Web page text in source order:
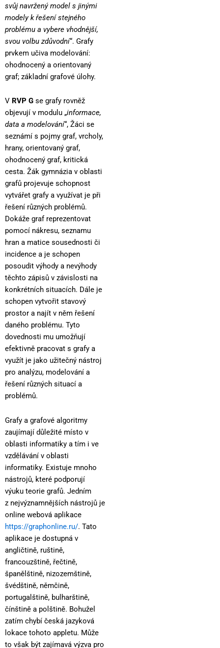
svůj navržený model s jinými
modely k řešení stejného
problému a vybere vhodnější,
svou volbu zdůvodní“. Grafy
prvkem učiva modelování:
ohodnocený a orientovaný
graf; základní grafové úlohy.
V RVP G se grafy rovněž
objevují v modulu „informace,
data a modelování“, Žáci se
seznámí s pojmy graf, vrcholy,
hrany, orientovaný graf,
ohodnocený graf, kritická
cesta. Žák gymnázia v oblasti
grafů projevuje schopnost
vytvářet grafy a využívat je při
řešení různých problémů.
Dokáže graf reprezentovat
pomocí nákresu, seznamu
hran a matice sousednosti či
incidence a je schopen
posoudit výhody a nevýhody
těchto zápisů v závislosti na
konkrétních situacích. Dále je
schopen vytvořit stavový
prostor a najít v něm řešení
daného problému. Tyto
dovednosti mu umožňují
efektivně pracovat s grafy a
využít je jako užitečný nástroj
pro analýzu, modelování a
řešení různých situací a
problémů.
Grafy a grafové algoritmy
zaujímají důležité místo v
oblasti informatiky a tím i ve
vzdělávání v oblasti
informatiky. Existuje mnoho
nástrojů, které podporují
výuku teorie grafů. Jedním
z nejvýznamnějších nástrojů je
online webová aplikace
https://graphonline.ru/. Tato
aplikace je dostupná v
angličtině, ruštině,
francouzštině, řečtině,
španělštině, nizozemštině,
švédštině, němčině,
portugalštině, bulharštině,
čínštině a polštině. Bohužel
zatím chybí česká jazyková
lokace tohoto appletu. Může
to však být zajímavá výzva pro